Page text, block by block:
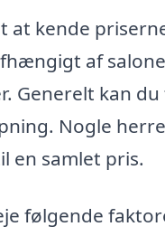
at kende
af
Generelt kan
Nogle
en samlet pris.
følgende